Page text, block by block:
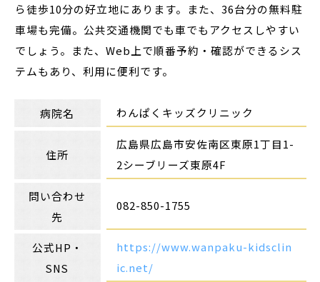
ら徒歩10分の好立地にあります。また、36台分の無料駐
車場も完備。公共交通機関でも車でもアクセスしやすい
でしょう。また、Web上で順番予約・確認ができるシス
テムもあり、利用に便利です。
病院名 わんぱくキッズクリニック
住所
広島県広島市安佐南区東原1丁目1-
2シーブリーズ東原4F
問い合わせ
先
082-850-1755
公式HP・
SNS
https://www.wanpaku-kidsclin
ic.net/